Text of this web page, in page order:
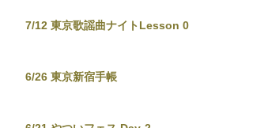
7/12 東京歌謡曲ナイトLesson 0
6/26 東京新宿手帳